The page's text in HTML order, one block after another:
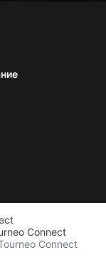
Connect
Connect